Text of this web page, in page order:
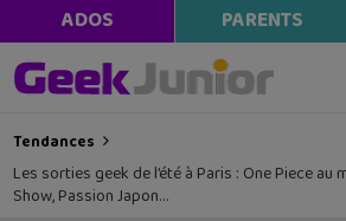
ADOS PARENTS
Tendances
Les sorties geek de l’été à Paris : One Piece au
Show, Passion Japon…